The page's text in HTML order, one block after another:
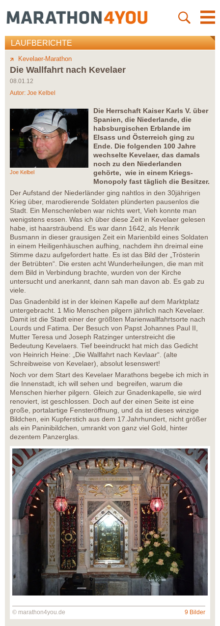
LAUFBERICHTE
Kevelaer-Marathon
Die Wallfahrt nach Kevelaer
08.01.12
Autor: Joe Kelbel
Joe Kelbel
Die Herrschaft Kaiser Karls V. über
Spanien, die Niederlande, die
habsburgischen Erblande im
Elsass und Österreich ging zu
Ende. Die folgenden 100 Jahre
wechselte Kevelaer, das damals
noch zu den Niederlanden
gehörte, wie in einem Kriegs-
Monopoly fast täglich die Besitzer.
Der Aufstand der Niederländer ging nahtlos in den 30jährigen
Krieg über, marodierende Soldaten plünderten pausenlos die
Stadt. Ein Menschenleben war nichts wert, Vieh konnte man
wenigstens essen. Was ich über diese Zeit in Kevelaer gelesen
habe, ist haarsträubend. Es war dann 1642, als Henrik
Busmann in dieser grausigen Zeit ein Marienbild eines Soldaten
in einem Heiligenhäuschen aufhing, nachdem ihn dreimal eine
Stimme dazu aufgefordert hatte. Es ist das Bild der „Trösterin
der Betrübten“. Die ersten acht Wunderheilungen, die man mit
dem Bild in Verbindung brachte, wurden von der Kirche
untersucht und anerkannt, dann sah man davon ab. Es gab zu
viele.
Das Gnadenbild ist in der kleinen Kapelle auf dem Marktplatz
untergebracht. 1 Mio Menschen pilgern jährlich nach Kevelaer.
Damit ist die Stadt einer der größten Marienwallfahrtsorte nach
Lourds und Fatima. Der Besuch von Papst Johannes Paul II,
Mutter Teresa und Joseph Ratzinger unterstreicht die
Bedeutung Kevelaers. Tief beeindruckt hat mich das Gedicht
von Heinrich Heine: „Die Wallfahrt nach Kevlaar“. (alte
Schreibweise von Kevelaer), absolut lesenswert!
Noch vor dem Start des Kevelaer Marathons begebe ich mich in
die Innenstadt, ich will sehen und begreifen, warum die
Menschen hierher pilgern. Gleich zur Gnadenkapelle, sie wird
renoviert, ist geschlossen. Doch auf der einen Seite ist eine
große, portalartige Fensteröffnung, und da ist dieses winzige
Bildchen, ein Kupferstich aus dem 17.Jahrhundert, nicht größer
als ein Paninibildchen, umrankt von ganz viel Gold, hinter
dezentem Panzerglas.
© marathon4you.de 9 Bilder